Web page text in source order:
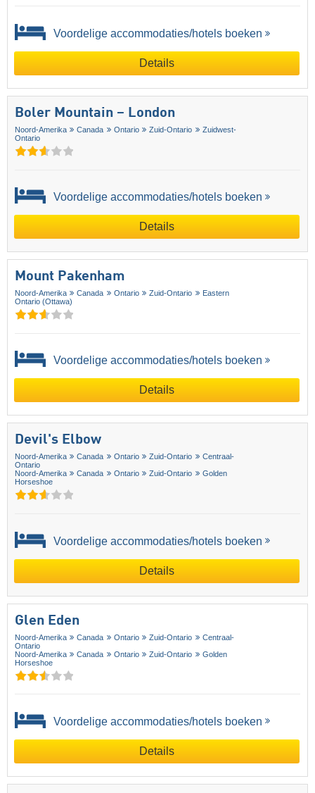
Voordelige accommodaties/hotels boeken
Details
Boler Mountain – London
Noord-Amerika Canada Ontario Zuid-Ontario
Zuidwest-
Ontario
Voordelige accommodaties/hotels boeken
Details
Mount Pakenham
Noord-Amerika Canada Ontario Zuid-Ontario
Eastern
Ontario (Ottawa)
Voordelige accommodaties/hotels boeken
Details
Devil's Elbow
Noord-Amerika Canada Ontario Zuid-Ontario
Centraal-
Ontario
Noord-Amerika
Canada Ontario Zuid-Ontario
Golden
Horseshoe
Voordelige accommodaties/hotels boeken
Details
Glen Eden
Noord-Amerika Canada Ontario Zuid-Ontario
Centraal-
Ontario
Noord-Amerika
Canada Ontario Zuid-Ontario
Golden
Horseshoe
Voordelige accommodaties/hotels boeken
Details